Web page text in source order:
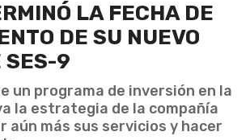
LA FECHA DE
DE SU NUEVO
SES-9
un programa de inversión en la
la estrategia de la compañía
aún más sus servicios y hacer